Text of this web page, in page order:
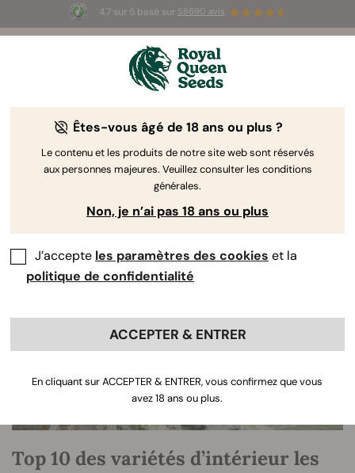
4.7 sur 5 basé sur 58690 avis
☀️ Summer Sales : jusqu'à -50 % sur
certains produits ! ⏤
The RQS Blog
Articles Cannabis Lifestyle
Top 10 des variétés d’intérieur les
Êtes-vous âgé de 18 ans ou plus ?
Le contenu et les produits de notre site web sont réservés
aux personnes majeures. Veuillez consulter les conditions
générales.
Non, je n’ai pas 18 ans ou plus
J’accepte les paramètres des cookies et la
politique de confidentialité
ACCEPTER & ENTRER
En cliquant sur ACCEPTER & ENTRER, vous confirmez que vous
avez 18 ans ou plus.